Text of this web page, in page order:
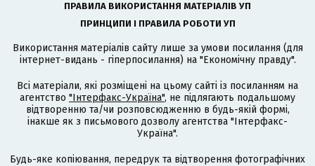
ПРАВИЛА ВИКОРИСТАННЯ МАТЕРІАЛІВ УП
ПРИНЦИПИ І ПРАВИЛА РОБОТИ УП
Використання матеріалів сайту лише за умови посилання (для
інтернет-видань - гіперпосилання) на "Економічну правду".
Всі матеріали, які розміщені на цьому сайті із посиланням на
агентство "Інтерфакс-Україна", не підлягають подальшому
відтворенню та/чи розповсюдженню в будь-якій формі,
інакше як з письмового дозволу агентства "Інтерфакс-
Україна".
Будь-яке копіювання, передрук та відтворення фотографічних